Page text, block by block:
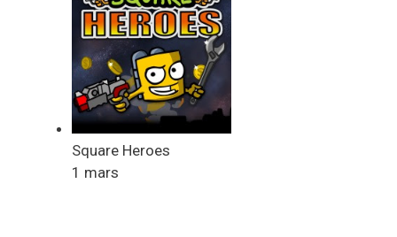
Square Heroes
1 mars